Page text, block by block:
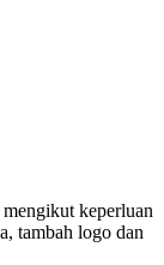
keperluan
tambah logo dan